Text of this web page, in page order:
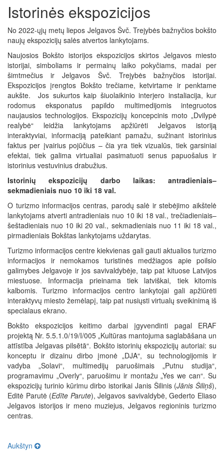
Istorinės ekspozicijos
No 2022-ųjų metų liepos Jelgavos Švč. Trejybės bažnyčios bokšto
naujų ekspozicijų salės atvertos lankytojams.
Naujosios Bokšto istorijos ekspozicijos skirtos Jelgavos miesto
istorijai, simboliams ir permainų laiko pokyčiams, madai per
šimtmečius ir Jelgavos Švč. Trejybės bažnyčios istorijai.
Ekspozicijos įrengtos Bokšto trečiame, ketvirtame ir penktame
aukšte. Jos sukurtos kaip šiuolaikinio interjero instaliacija, kur
rodomus eksponatus papildo multimedijomis integruotos
naujausios technologijos. Ekspozicijų koncepcinis moto „Dvilypė
realybė“ leidžia lankytojams apžiūrėti Jelgavos istoriją
interaktyviai, informaciją pateikiant pamažu, sužinant istorinius
faktus per įvairius pojūčius – čia yra tiek vizualūs, tiek garsiniai
efektai, tiek galima virtualiai pasimatuoti senus papuošalus ir
istorinius vestuvinius drabužius.
Istorinių ekspozicijų darbo laikas: antradieniais–
sekmadieniais nuo 10 iki 18 val.
O turizmo informacijos centras, parodų salė ir stebėjimo aikštelė
lankytojams atverti antradieniais nuo 10 iki 18 val., trečiadieniais–
šeštadieniais nuo 10 iki 20 val., sekmadieniais nuo 11 iki 18 val.,
pirmadieniais Bokštas lankytojams uždarytas.
Turizmo informacijos centre kiekvienas gali gauti aktualios turizmo
informacijos ir nemokamos turistinės medžiagos apie poilsio
galimybes Jelgavoje ir jos savivaldybėje, taip pat kituose Latvijos
miestuose. Informacija prieinama tiek latviškai, tiek kitomis
kalbomis. Turizmo informacijos centro lankytojai gali apžiūrėti
interaktyvų miesto žemėlapį, taip pat nusiųsti virtualų sveikinimą iš
specialaus ekrano.
Bokšto ekspozicijos keitimo darbai įgyvendinti pagal ERAF
projektą Nr. 5.5.1.0/19/I/005 „Kultūras mantojuma saglabāšana un
attīstība Jelgavas pilsētā“. Bokšto istorinių ekspozicijų autoriai: su
konceptu ir dizainu dirbo įmonė „DJA“, su technologijomis ir
vadyba „Solavi“, multimedijų paruošimais „Putnu studija“,
programavimu „Overly“, paruošimu ir montažu „Yes we can“. Su
ekspozicijų turinio kūrimu dirbo istorikai Janis Šilinis (Jānis Šiliņš),
Editė Parutė (Edīte Parute), Jelgavos savivaldybė, Gederto Eliaso
Jelgavos istorijos ir meno muziejus, Jelgavos regioninis turizmo
centras.
Aukštyn